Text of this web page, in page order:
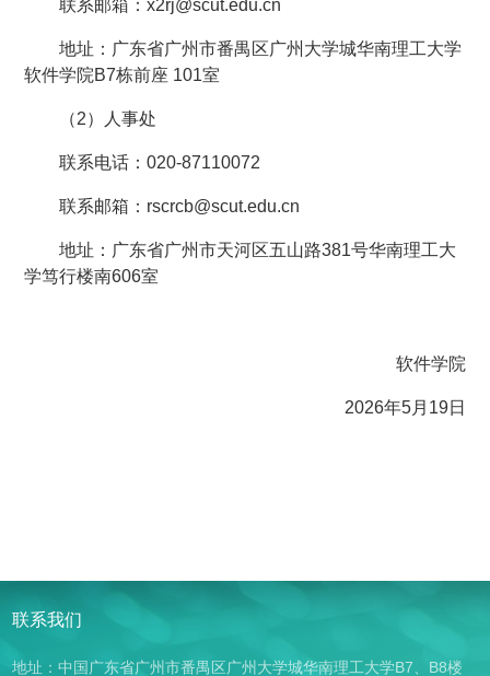
联系邮箱：x2rj@scut.edu.cn
地址：广东省广州市番禺区广州大学城华南理工大学
软件学院B7栋前座 101室
（2）人事处
联系电话：020-87110072
联系邮箱：rscrcb@scut.edu.cn
地址：广东省广州市天河区五山路381号华南理工大
学笃行楼南606室
软件学院
2026年5月19日
联系我们
地址：中国广东省广州市番禺区广州大学城华南理工大学B7、B8楼